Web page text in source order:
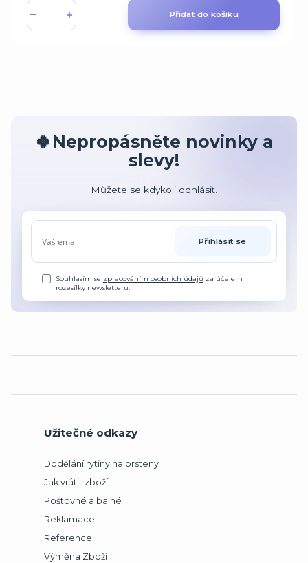
Přidat do košíku
🍀Nepropásněte novinky a
slevy!
Můžete se kdykoli odhlásit.
Přihlásit se
Souhlasím se zpracováním osobních údajů za účelem
rozesílky newsletteru.
Užitečné odkazy
Dodělání rytiny na prsteny
Jak vrátit zboží
Poštovné a balné
Reklamace
Reference
Výměna Zboží